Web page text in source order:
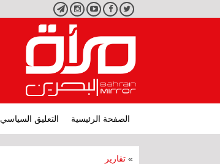
تويتر فيسبوكيوتيوبانستجرامتليجرام
الصفحة الرئيسية التعليق السياسي
» تقارير